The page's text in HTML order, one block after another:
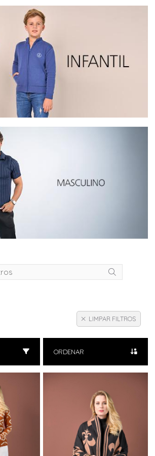
LIMPAR FILTROS
ORDENAR